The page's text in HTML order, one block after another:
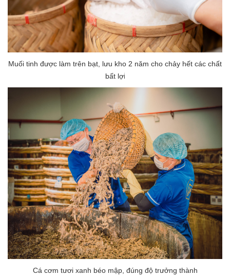
Muối tinh được làm trên bạt, lưu kho 2 năm cho chảy hết các chất
bất lợi
Cá cơm tươi xanh béo mập, đúng độ trưởng thành